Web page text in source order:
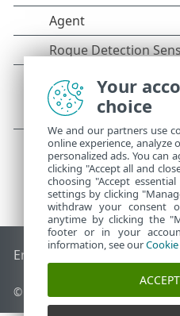
End of Life ESET Bilgi Bankası
© 1992 - 2026 ESET, spol. s r.o. -
Your
choice
We and our partners use
online experience, analyze
personalized ads. You can
clicking "Accept all and
choosing "Accept
settings by clicking
withdraw your consent
anytime by clicking the
footer or in your
information, see our